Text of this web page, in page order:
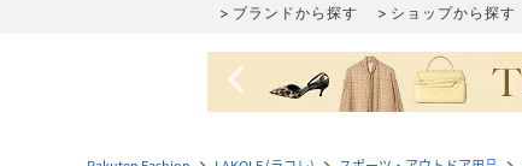
ブランドから探す ショップから探す
navigate_before